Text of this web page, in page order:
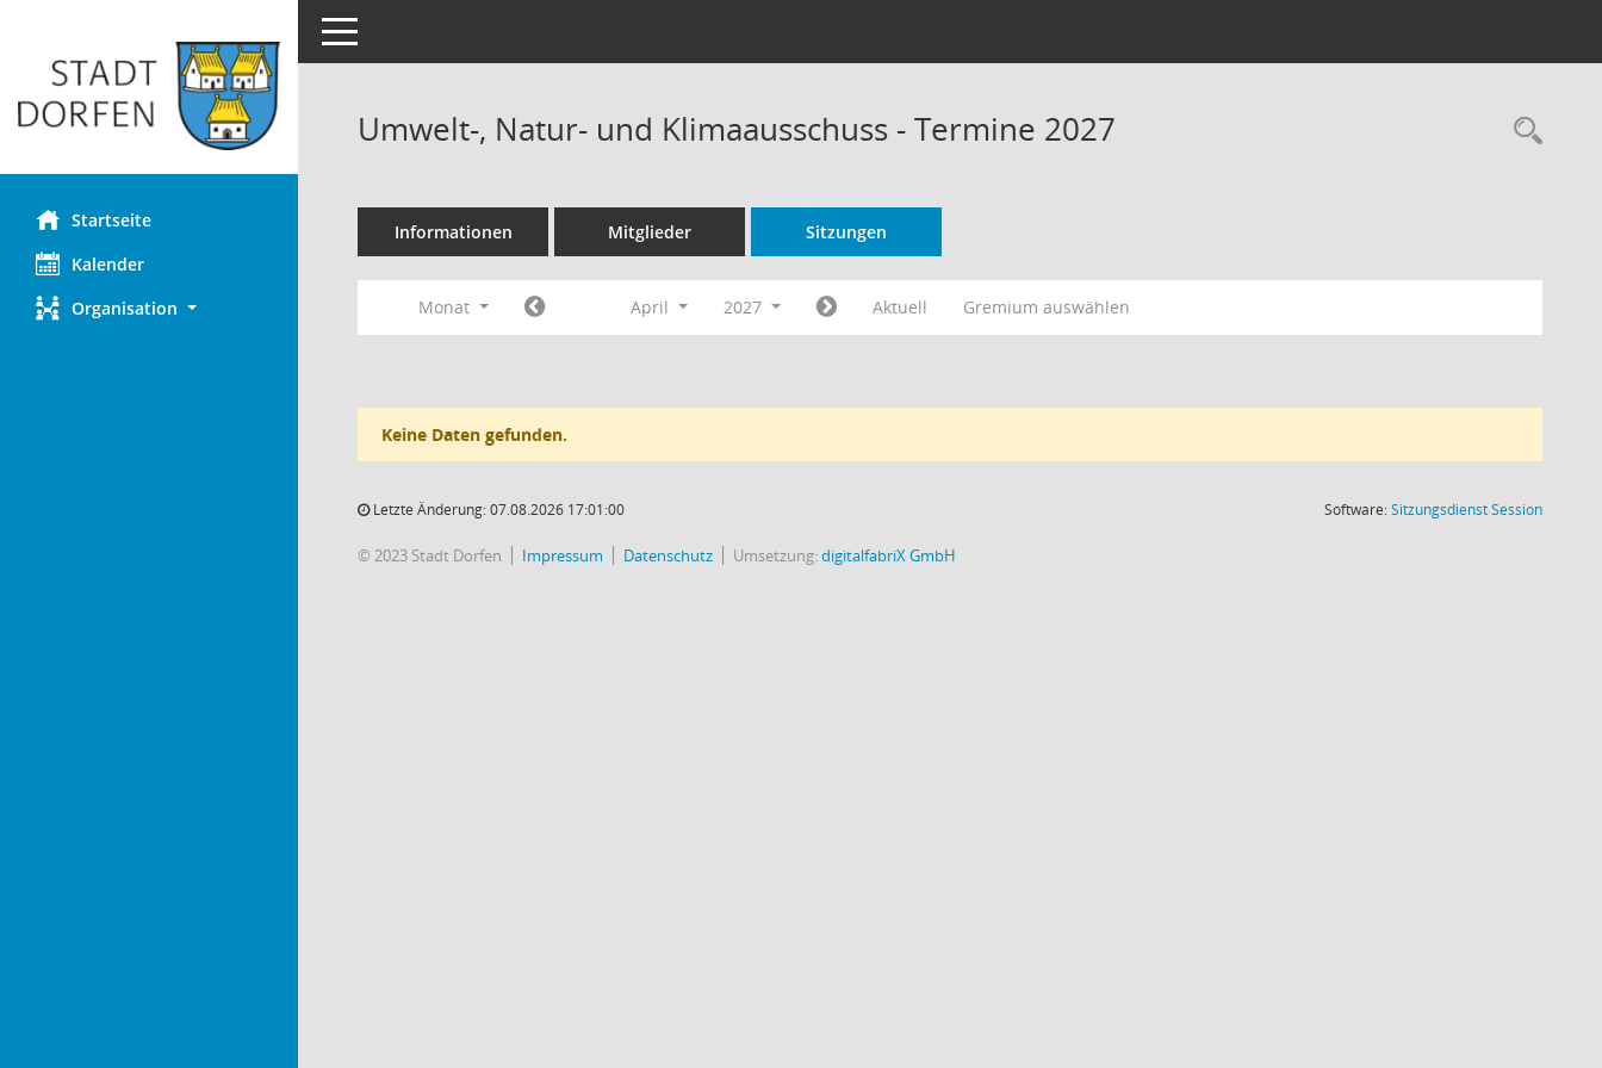
Startseite
Kalender
Organisation
Toggle navigation
Umwelt-, Natur- und Klimaausschuss - Termine 2027
Informationen Mitglieder Sitzungen
Monat April 2027 Aktuell Gremium auswählen
Keine Daten gefunden.
Letzte Änderung: 07.08.2026 17:01:00 Software:SitzungsdienstSession(Wird in
© 2023 Stadt Dorfen Impressum Datenschutz Umsetzung:digitalfabriX GmbH